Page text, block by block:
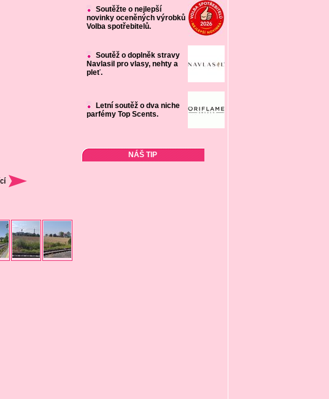
Soutěžte o nejlepší
novinky oceněných výrobků
Volba spotřebitelů.
Soutěž o doplněk stravy
Navlasil pro vlasy, nehty a
pleť.
Letní soutěž o dva niche
parfémy Top Scents.
NÁŠ TIP